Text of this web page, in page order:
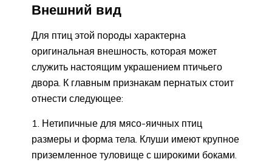
Внешний вид
Для птиц этой породы характерна
оригинальная внешность, которая может
служить настоящим украшением птичьего
двора. К главным признакам пернатых стоит
отнести следующее:
Нетипичные для мясо-яичных птиц
размеры и форма тела. Клуши имеют крупное
приземленное туловище с широкими боками.